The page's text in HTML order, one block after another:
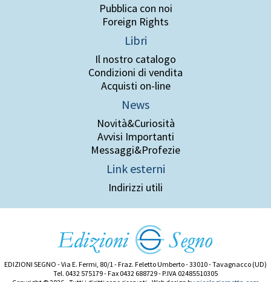
Pubblica con noi
Foreign Rights
Libri
Il nostro catalogo
Condizioni di vendita
Acquisti on-line
News
Novità&Curiosità
Avvisi Importanti
Messaggi&Profezie
Link esterni
Indirizzi utili
EDIZIONI SEGNO - Via E. Fermi, 80/1 - Fraz. Feletto Umberto - 33010 - Tavagnacco (UD)
Tel. 0432 575179 - Fax 0432 688729 - P.IVA 02485510305